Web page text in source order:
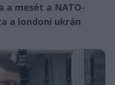
mesét a NATO-
a londoni ukrán